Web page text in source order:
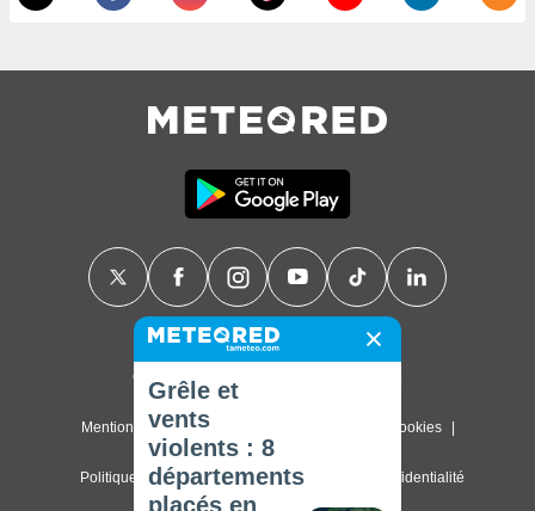
Contact
Mentions légales & Conditions d'utilisation Cookies
Politique de confidentialité Paramètres de confidentialité
Grêle et
vents
violents : 8
départements
placés en